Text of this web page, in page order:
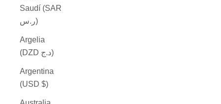
Saudí (SAR
ر.س)
Argelia
(DZD د.ج)
Argentina
(USD $)